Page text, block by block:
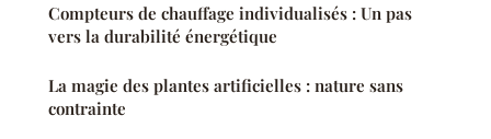
Compteurs de chauffage individualisés : Un pas
vers la durabilité énergétique
La magie des plantes artificielles : nature sans
contrainte